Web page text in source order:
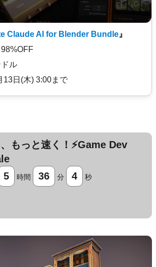
Claude AI for Blender Bundle 』
ル
13日(木) 3:00まで
もっと速く！⚡️Game Dev
5 時間 36 分 3 秒